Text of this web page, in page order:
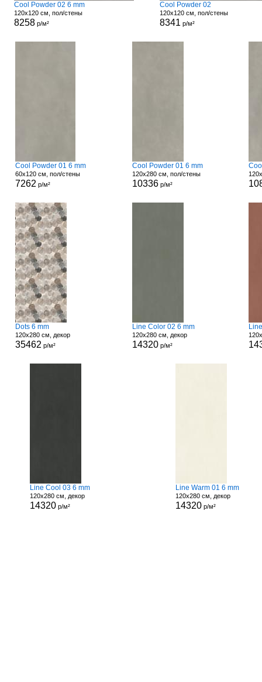
Cool Powder 02 6 mm
120x120 см, пол/стены
8258р/м²
Cool Powder 02
120x120 см, пол/стены
8341 р/м²
Cool Powder 01 6 mm
60x120 см, пол/стены
7262 р/м²
Cool Powder 01 6 mm
120x280 см, пол/стены
10336р/м²
Dots 6 mm
120x280 см, декор
35462 р/м²
Line Color 02 6 mm
120x280 см, декор
14320р/м²
Line Cool 03 6 mm
120x280 см, декор
14320 р/м²
Line Warm 01 6 mm
120x280 см, декор
14320 р/м²